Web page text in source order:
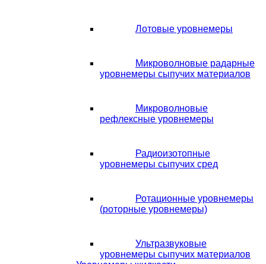
Лотовые уровнемеры
Микроволновые радарные
уровнемеры сыпучих материалов
Микроволновые
рефлексные уровнемеры
Радиоизотопные
уровнемеры сыпучих сред
Ротационные уровнемеры
(роторные уровнемеры)
Ультразвуковые
уровнемеры сыпучих материалов